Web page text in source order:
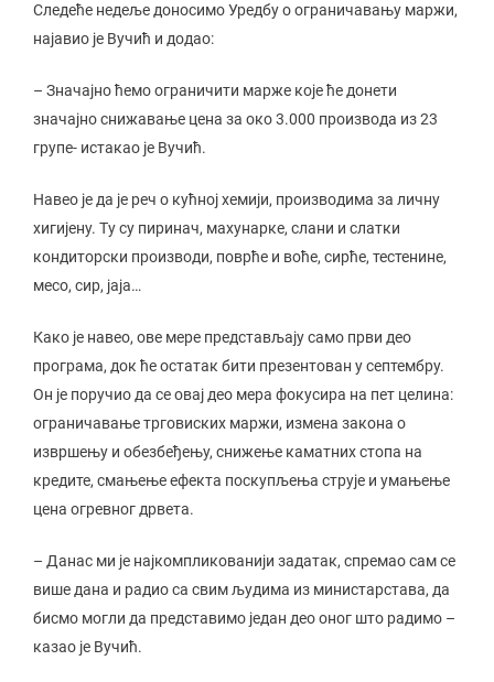
Следеће недеље доносимо Уредбу о ограничавању маржи,
најавио је Вучић и додао:
– Значајно ћемо ограничити марже које ће донети
значајно снижавање цена за око 3.000 производа из 23
групе- истакао је Вучић.
Навео је да је реч о кућној хемији, производима за личну
хигијену. Ту су пиринач, махунарке, слани и слатки
кондиторски производи, поврће и воће, сирће, тестенине,
месо, сир, јаја…
Како је навео, ове мере представљају само први део
програма, док ће остатак бити презентован у септембру.
Он је поручио да се овај део мера фокусира на пет целина:
ограничавање трговиских маржи, измена закона о
извршењу и обезбеђењу, снижење каматних стопа на
кредите, смањење ефекта поскупљења струје и умањење
цена огревног дрвета.
– Данас ми је најкомпликованији задатак, спремао сам се
више дана и радио са свим људима из министарстава, да
бисмо могли да представимо један део оног што радимо –
казао је Вучић.